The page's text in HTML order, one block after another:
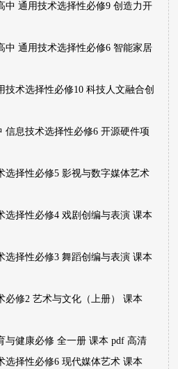
中 通用技术选择性必修9 创造力开
中 通用技术选择性必修6 智能家居
技术选择性必修10 科技人文融合创
信息技术选择性必修6 开源硬件项
选择性必修5 影视与数字媒体艺术
选择性必修4 戏剧创编与表演 课本
选择性必修3 舞蹈创编与表演 课本
必修2 艺术与文化（上册） 课本
与健康必修 全一册 课本 pdf 高清
选择性必修6 现代媒体艺术 课本